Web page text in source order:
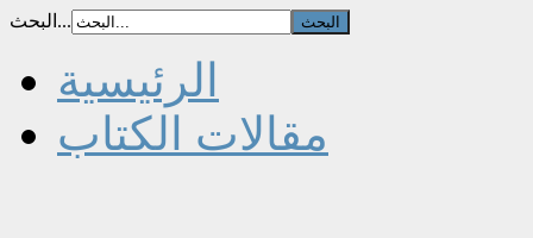
البحث...
الرئيسية
مقالات الكتاب